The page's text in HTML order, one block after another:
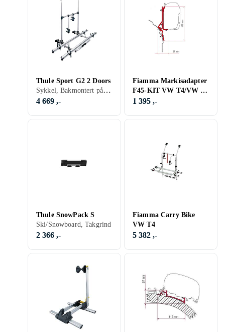
Thule Sport G2 2 Doors
Sykkel, Bakmontert på campingbil, 50 kg
4 669 ,-
Fiamma Markisadapter
F45-KIT VW T4/VW T4
LIFT ROOF
1 395 ,-
Thule SnowPack S
Ski/Snowboard, Takgrind
2 366 ,-
Fiamma Carry Bike
VW T4
5 382 ,-